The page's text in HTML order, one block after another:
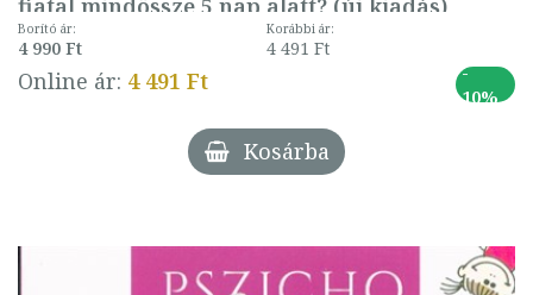
Borító ár:
4 990 Ft
Korábbi ár:
4 491 Ft
Online ár: 4 491 Ft
-
10%
Kosárba